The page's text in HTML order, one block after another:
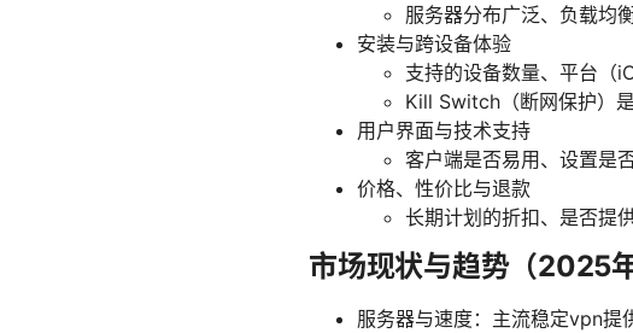
服务器分布广泛、负载均
安装与跨设备体验
支持的设备数量、平台（
Kill Switch（断网保护）
用户界面与技术支持
客户端是否易用、设置是
价格、性价比与退款
长期计划的折扣、是否提
市场现状与趋势（2025年
服务器与速度：主流稳定vpn提